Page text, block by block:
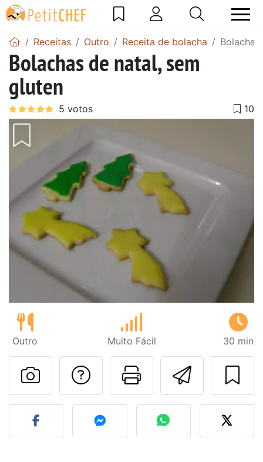
Receitas Outro Receita de bolacha
Bolachas de natal, sem
gluten
Outro Muito Fácil 30 min
Imprima
Falar com o autor
Fez esta receita?